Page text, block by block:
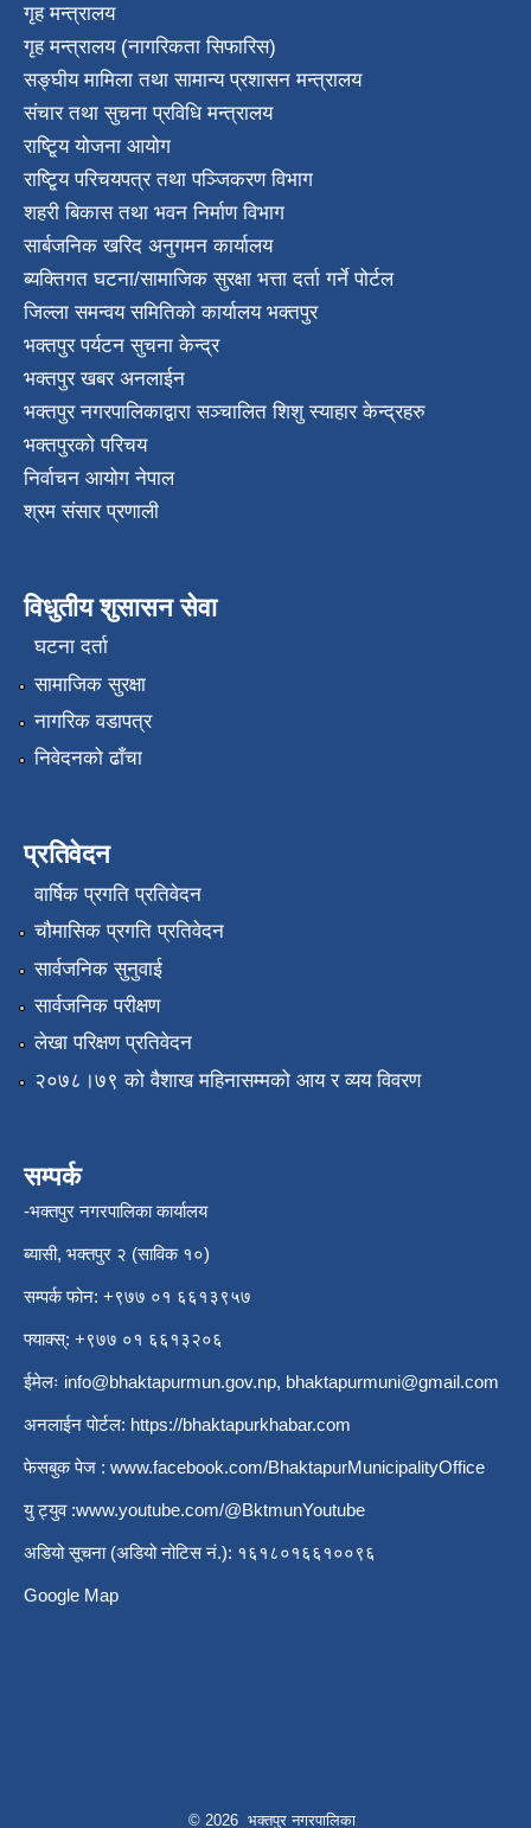
गृह मन्त्रालय
गृह मन्त्रालय (नागरिकता सिफारिस)
सङ्घीय मामिला तथा सामान्य प्रशासन मन्त्रालय
संचार तथा सुचना प्रविधि मन्त्रालय
राष्टि्ृय योजना आयोग
राष्टि्ृय परिचयपत्र तथा पञ्जिकरण विभाग
शहरी बिकास तथा भवन निर्माण विभाग
सार्बजनिक खरिद अनुगमन कार्यालय
ब्यक्तिगत घटना/सामाजिक सुरक्षा भत्ता दर्ता गर्ने पोर्टल
जिल्ला समन्वय समितिको कार्यालय भक्तपुर
भक्तपुर पर्यटन सुचना केन्द्र
भक्तपुर खबर अनलाईन
भक्तपुर नगरपालिकाद्वारा सञ्चालित शिशु स्याहार केन्द्रहरु
भक्तपुरकाे परिचय
निर्वाचन आयोग नेपाल
श्रम संसार प्रणाली
विधुतीय शुसासन सेवा
घटना दर्ता
सामाजिक सुरक्षा
नागरिक वडापत्र
निवेदनको ढाँचा
प्रतिवेदन
वार्षिक प्रगति प्रतिवेदन
चौमासिक प्रगति प्रतिवेदन
सार्वजनिक सुनुवाई
सार्वजनिक परीक्षण
लेखा परिक्षण प्रतिवेदन
२०७८।७९ को वैशाख महिनासम्मको आय र व्यय विवरण
सम्पर्क
-भक्तपुर नगरपालिका कार्यालय
ब्यासी, भक्तपुर २ (साविक १०)
सम्पर्क फोन: +९७७ ०१ ६६१३९५७
फ्याक्स्: +९७७ ०१ ६६१३२०६
ईमेलः info@bhaktapurmun.gov.np, bhaktapurmuni@gmail.com
अनलाईन पोर्टल: https://bhaktapurkhabar.com
फेसबुक पेज : www.facebook.com/BhaktapurMunicipalityOffice
यु ट्युव :www.youtube.com/@BktmunYoutube
अडियो सूचना (अडियो नोटिस नं.): १६१८०१६६१००९६
Google Map
© 2026 भक्तपुर नगरपालिका